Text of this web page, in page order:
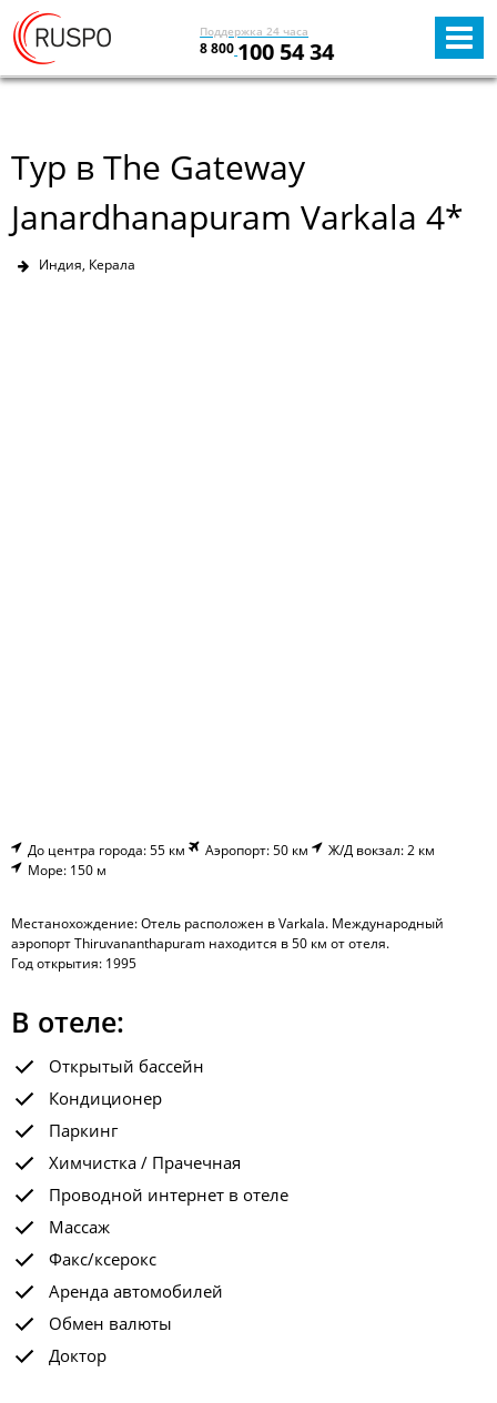
Поддержка 24 часа
8 800 100 54 34
Тур в The Gateway
Janardhanapuram Varkala 4*
Индия, Керала
До центра города: 55 км Аэропорт: 50 км
Ж/Д вокзал: 2 км
Море: 150 м
Местанохождение: Отель расположен в Varkala. Международный
аэропорт Thiruvananthapuram находится в 50 км от отеля.
Год открытия: 1995
В отеле:
Открытый бассейн
Кондиционер
Паркинг
Химчистка / Прачечная
Проводной интернет в отеле
Массаж
Факс/ксерокс
Аренда автомобилей
Обмен валюты
Доктор